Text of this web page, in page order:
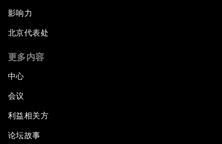
影响力
北京代表处
更多内容
中心
会议
利益相关方
论坛故事